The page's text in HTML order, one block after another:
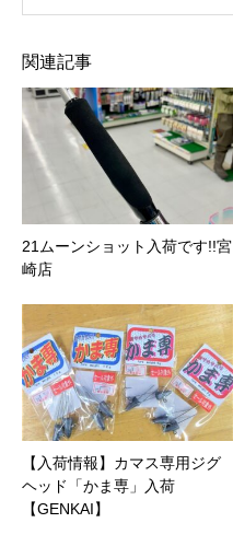
関連記事
21ムーンショット入荷です!!宮
崎店
【入荷情報】カマス専用ジグ
ヘッド「かま専」入荷
【GENKAI】